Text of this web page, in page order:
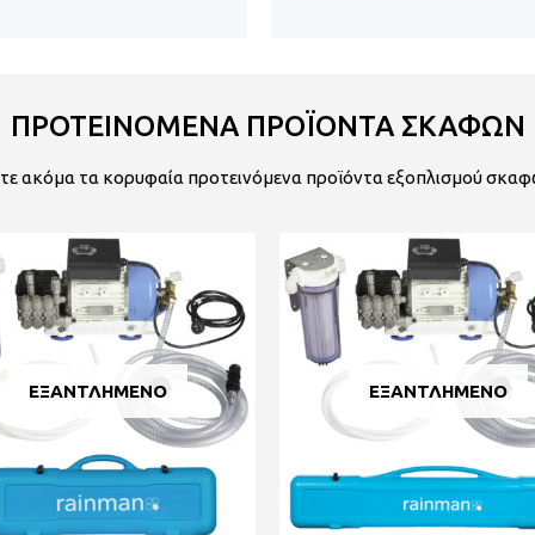
ΠΡΟΤΕΙΝΟΜΕΝΑ ΠΡΟΪΟΝΤΑ ΣΚΑΦΩΝ
ακόμα τα κορυφαία προτεινόμενα προϊόντα εξοπλισμού
ΕΞΑΝΤΛΗΜΈΝΟ ΕΞΑΝΤΛΗΜΈΝΟ